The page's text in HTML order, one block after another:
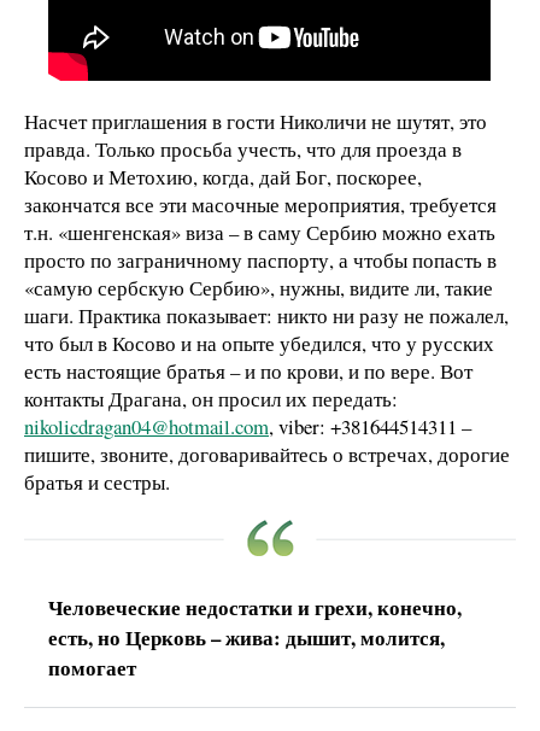
Насчет приглашения в гости Николичи не шутят, это
правда. Только просьба учесть, что для проезда в
Косово и Метохию, когда, дай Бог, поскорее,
закончатся все эти масочные мероприятия, требуется
т.н. «шенгенская» виза – в саму Сербию можно ехать
просто по заграничному паспорту, а чтобы попасть в
«самую сербскую Сербию», нужны, видите ли, такие
шаги. Практика показывает: никто ни разу не пожалел,
что был в Косово и на опыте убедился, что у русских
есть настоящие братья – и по крови, и по вере. Вот
контакты Драгана, он просил их передать:
nikolicdragan04@hotmail.com, viber: +381644514311 –
пишите, звоните, договаривайтесь о встречах, дорогие
братья и сестры.
Человеческие недостатки и грехи, конечно,
есть, но Церковь – жива: дышит, молится,
помогает